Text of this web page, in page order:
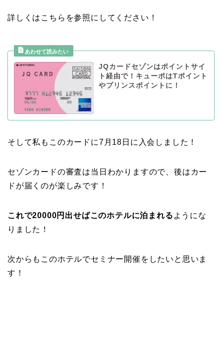
詳しくはこちらを参照にしてください！
JQカードセゾンはポイントサイ
ト経由で！キューポはTポイント
やプリンスポイントに！
そして私もこのカードに7月18日に入会しました！
セゾンカードの審査は当日わかりますので、後はカー
ドが届くのが楽しみです！
これで20000円出せばこのホテルに泊まれる ようにな
りました！
次からもこのホテルでセミナー開催をしたいと思いま
す！